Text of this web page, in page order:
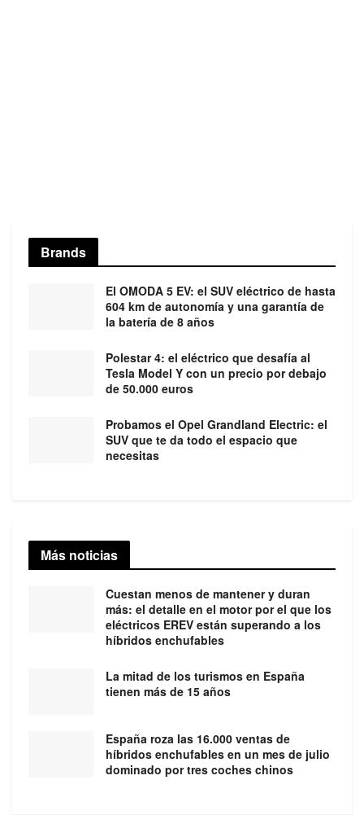
Brands
El OMODA 5 EV: el SUV eléctrico de hasta
604 km de autonomía y una garantía de
la batería de 8 años
Polestar 4: el eléctrico que desafía al
Tesla Model Y con un precio por debajo
de 50.000 euros
Probamos el Opel Grandland Electric: el
SUV que te da todo el espacio que
necesitas
Más noticias
Cuestan menos de mantener y duran
más: el detalle en el motor por el que los
eléctricos EREV están superando a los
híbridos enchufables
La mitad de los turismos en España
tienen más de 15 años
España roza las 16.000 ventas de
híbridos enchufables en un mes de julio
dominado por tres coches chinos